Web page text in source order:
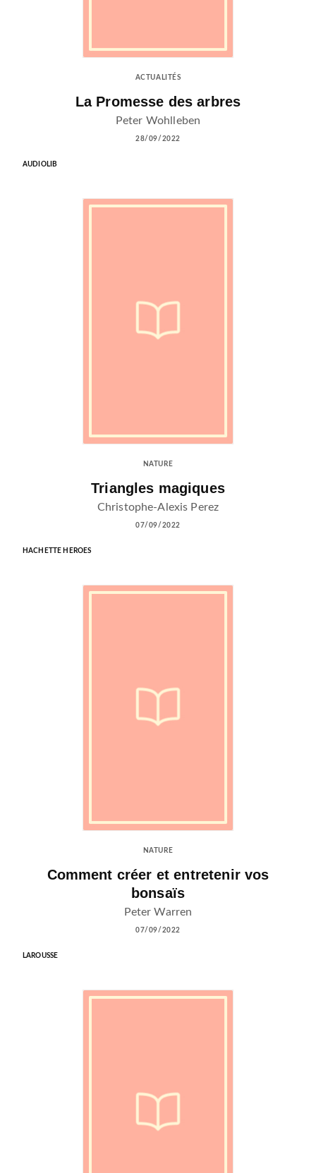
ACTUALITÉS
La Promesse des arbres
Peter Wohlleben
28/09/2022
AUDIOLIB
NATURE
Triangles magiques
Christophe-Alexis Perez
07/09/2022
HACHETTE HEROES
NATURE
Comment créer et entretenir vos
bonsaïs
Peter Warren
07/09/2022
LAROUSSE